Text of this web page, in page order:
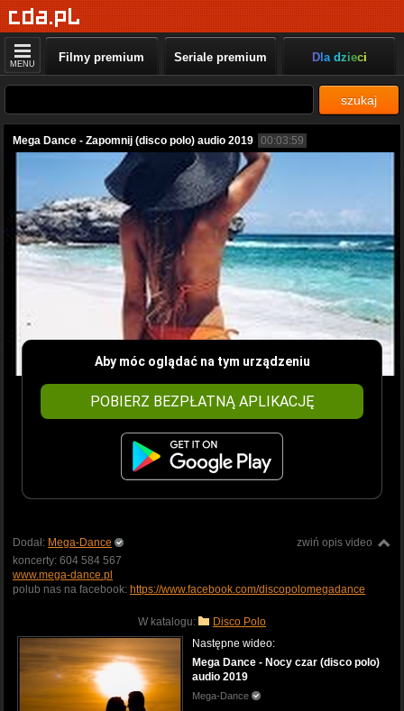
MENU Filmy premium Seriale premium Dla dzieci
szukaj
Mega Dance - Zapomnij (disco polo) audio 2019 00:03:59
Aby móc oglądać na tym urządzeniu
POBIERZ BEZPŁATNĄ APLIKACJĘ
zwiń opis video
Dodał: Mega-Dance
koncerty: 604 584 567
www.mega-dance.pl
polub nas na facebook: https://www.facebook.com/discopolomegadance
W katalogu: Disco Polo
Następne wideo:
Mega Dance - Nocy czar (disco polo)
audio 2019
Mega-Dance